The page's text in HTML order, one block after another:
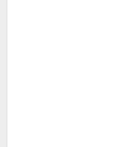
li concerti Torino sono
mese di marzo 2015?
disponibili? Se hai
queste domande, ti
fatto io: vai subito sul
e scopri tutte le ultime
gruppi musicali preferiti